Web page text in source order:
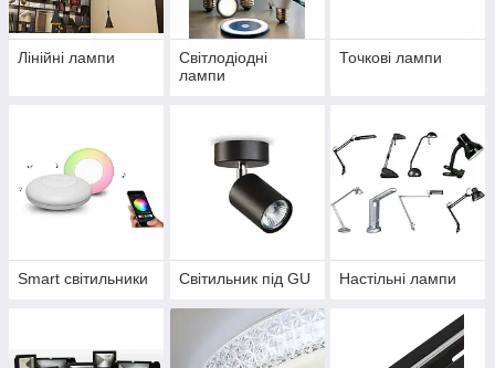
Лінійні лампи
Світлодіодні
лампи
Точкові лампи
Smart світильники Світильник під GU Настільні лампи